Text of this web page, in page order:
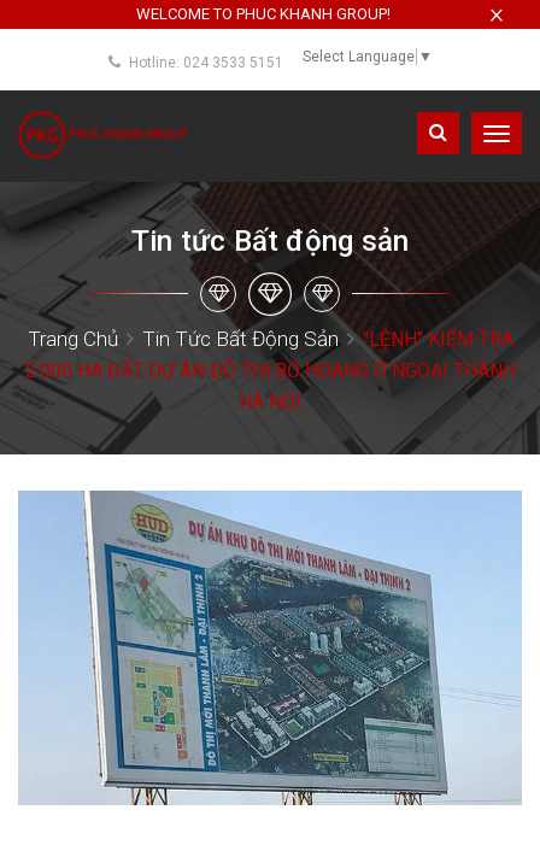
×
WELCOME TO PHUC KHANH GROUP!
Hotline: 024 3533 5151 Select Language ▼
Tin tức Bất động sản
Trang Chủ Tin Tức Bất Động Sản
"LỆNH" KIỂM TRA
2.000 HA ĐẤT DỰ ÁN ĐÔ THỊ BỎ HOANG Ở NGOẠI THÀNH
HÀ NỘI